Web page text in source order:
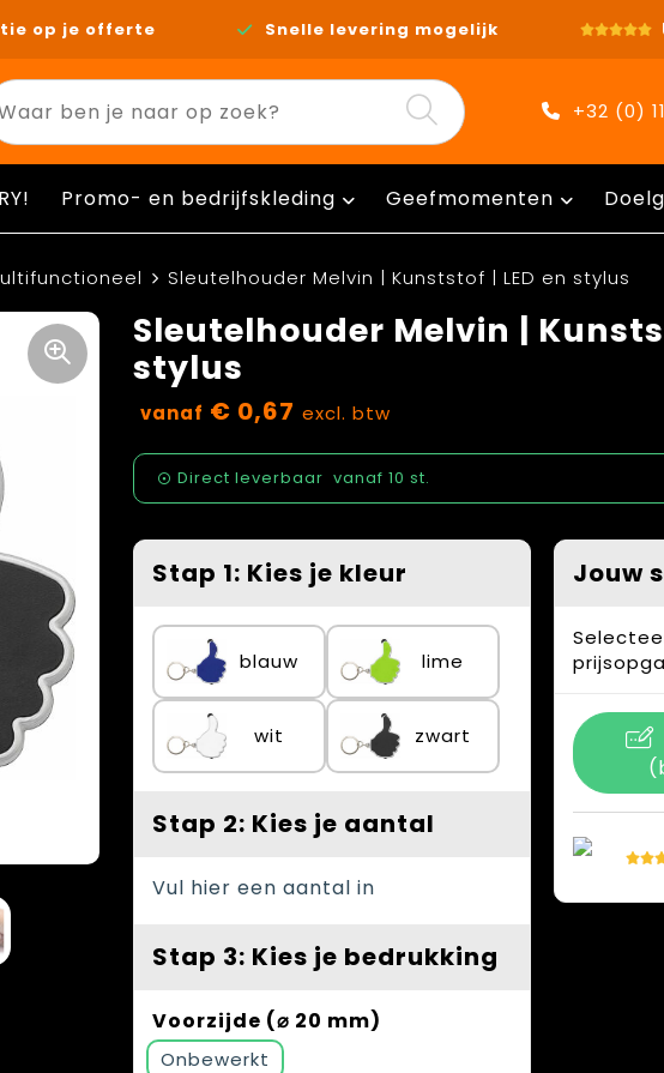
op je offerte Snelle levering mogelijk
+32 (0)
Promo- en bedrijfskleding Geefmomenten
Sleutelhouder Melvin | Kunststof | LED en stylus
Sleutelhouder Melvin |
stylus
vanaf € 0,67 excl. btw
Direct leverbaar vanaf 10 st.
Stap 1: Kies je kleur
blauw lime
wit zwart
Stap 2: Kies je aantal
Vul hier een aantal in
Stap 3: Kies je bedrukking
Voorzijde (⌀ 20 mm)
Onbewerkt
Jouw